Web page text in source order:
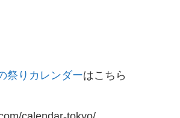
祭りカレンダーはこちら